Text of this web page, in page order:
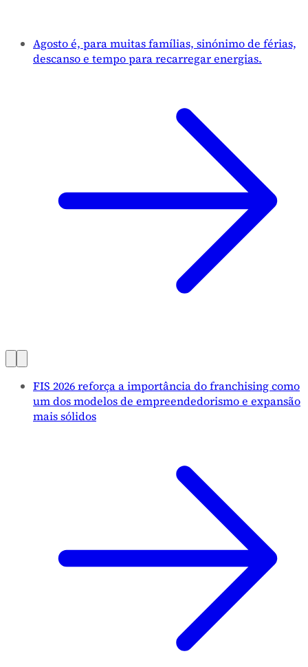
Agosto é, para muitas famílias, sinónimo de férias,
descanso e tempo para recarregar energias.
FIS 2026 reforça a importância do franchising como
um dos modelos de empreendedorismo e expansão
mais sólidos